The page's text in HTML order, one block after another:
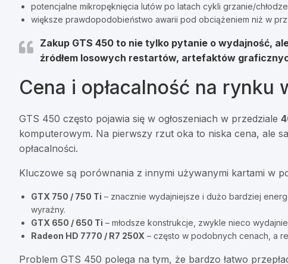
potencjalne mikropęknięcia lutów po latach cykli grzanie/
większe prawdopodobieństwo awarii pod obciążeniem niż w
Zakup GTS 450 to nie tylko pytanie o wydajność,
źródłem losowych restartów, artefaktów
Cena i opłacalność na rynku
GTS 450 często pojawia się w ogłoszeniach w przedziale
komputerowym. Na pierwszy rzut oka to niska cena, ale
opłacalności.
Kluczowe są porównania z innymi używanymi kartami w
GTX 750 / 750 Ti – znacznie wydajniejsze i dużo bardziej
wyraźny.
GTX 650 / 650 Ti – młodsze konstrukcje, zwykle nieco
Radeon HD 7770 / R7 250X – często w podobnych cenach, a
Problem GTS 450 polega na tym, że bardzo łatwo